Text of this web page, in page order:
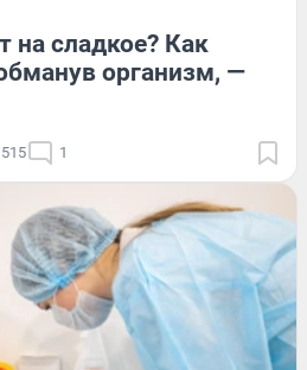
на сладкое? Как
организм, —
1